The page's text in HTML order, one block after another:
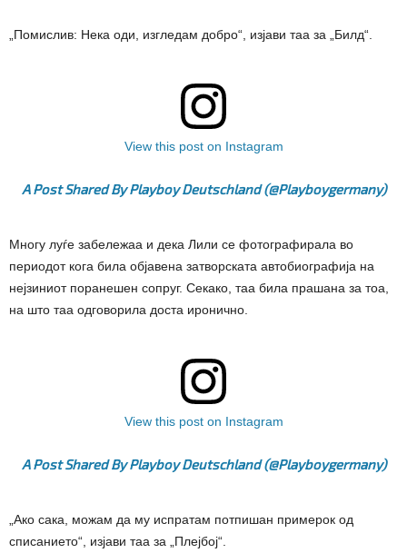
„Помислив: Нека оди, изгледам добро“, изјави таа за „Билд“.
View this post on Instagram
A Post Shared By Playboy Deutschland (@playboygermany)
Многу луѓе забележаа и дека Лили се фотографирала во
периодот кога била објавена затворската автобиографија на
нејзиниот поранешен сопруг. Секако, таа била прашана за тоа,
на што таа одговорила доста иронично.
View this post on Instagram
A Post Shared By Playboy Deutschland (@playboygermany)
„Ако сака, можам да му испратам потпишан примерок од
списанието“, изјави таа за „Плејбој“.